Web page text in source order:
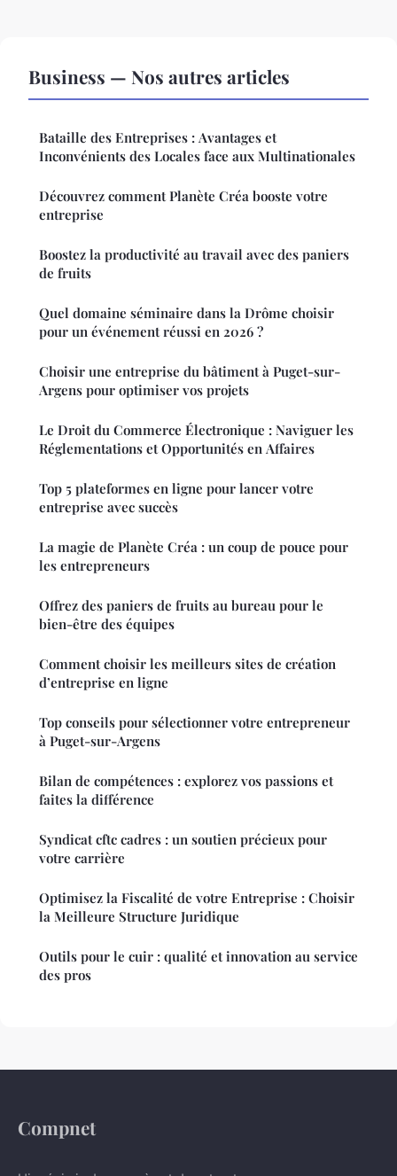
Business — Nos autres articles
Bataille des Entreprises : Avantages et
Inconvénients des Locales face aux Multinationales
Découvrez comment Planète Créa booste votre
entreprise
Boostez la productivité au travail avec des paniers
de fruits
Quel domaine séminaire dans la Drôme choisir
pour un événement réussi en 2026 ?
Choisir une entreprise du bâtiment à Puget-sur-
Argens pour optimiser vos projets
Le Droit du Commerce Électronique : Naviguer les
Réglementations et Opportunités en Affaires
Top 5 plateformes en ligne pour lancer votre
entreprise avec succès
La magie de Planète Créa : un coup de pouce pour
les entrepreneurs
Offrez des paniers de fruits au bureau pour le
bien-être des équipes
Comment choisir les meilleurs sites de création
d’entreprise en ligne
Top conseils pour sélectionner votre entrepreneur
à Puget-sur-Argens
Bilan de compétences : explorez vos passions et
faites la différence
Syndicat cftc cadres : un soutien précieux pour
votre carrière
Optimisez la Fiscalité de votre Entreprise : Choisir
la Meilleure Structure Juridique
Outils pour le cuir : qualité et innovation au service
des pros
Compnet